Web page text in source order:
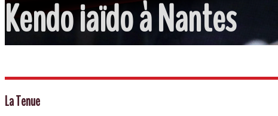
Kendo iaïdo à Nantes
La Tenue